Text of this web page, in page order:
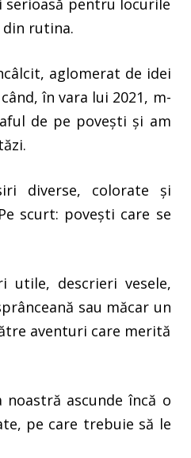
serioasă pentru locurile
rutina.
aglomerat de idei
în vara lui 2021, m-
de pe povești și am
diverse, colorate și
scurt: povești care se
utile, descrieri vesele,
sau măcar un
aventuri care merită
ascunde încă o
pe care trebuie să le